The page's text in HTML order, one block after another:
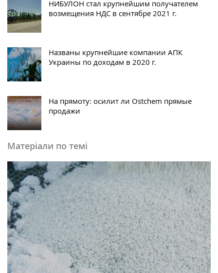
НИБУЛОН стал крупнейшим получателем
возмещения НДС в сентябре 2021 г.
Названы крупнейшие компании АПК
Украины по доходам в 2020 г.
На прямоту: осилит ли Ostchem прямые
продажи
Матеріали по темі